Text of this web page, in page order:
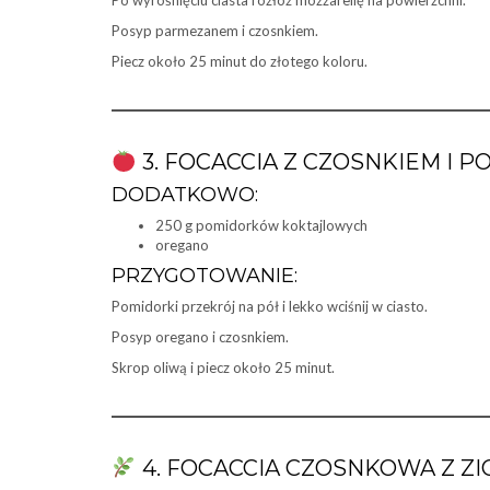
Posyp parmezanem i czosnkiem.
Piecz około 25 minut do złotego koloru.
3. FOCACCIA Z CZOSNKIEM I
DODATKOWO:
250 g pomidorków koktajlowych
oregano
PRZYGOTOWANIE:
Pomidorki przekrój na pół i lekko wciśnij w ciasto.
Posyp oregano i czosnkiem.
Skrop oliwą i piecz około 25 minut.
4. FOCACCIA CZOSNKOWA Z